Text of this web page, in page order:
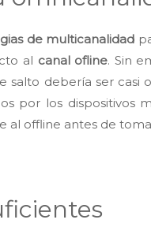
de multicanalidad
al canal ofline. Sin
salto debería ser casi
por los dispositivos
al offline antes de